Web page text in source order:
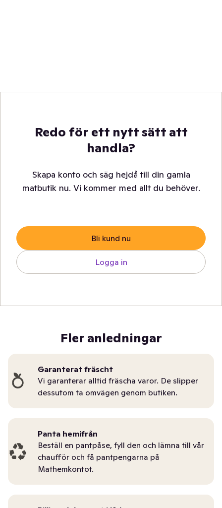
Redo för ett nytt sätt att
handla?
Skapa konto och säg hejdå till din gamla
matbutik nu. Vi kommer med allt du behöver.
Bli kund nu
Logga in
Fler anledningar
Garanterat fräscht
Vi garanterar alltid fräscha varor. De slipper
dessutom ta omvägen genom butiken.
Panta hemifrån
Beställ en pantpåse, fyll den och lämna till vår
chaufför och få pantpengarna på
Mathemkontot.